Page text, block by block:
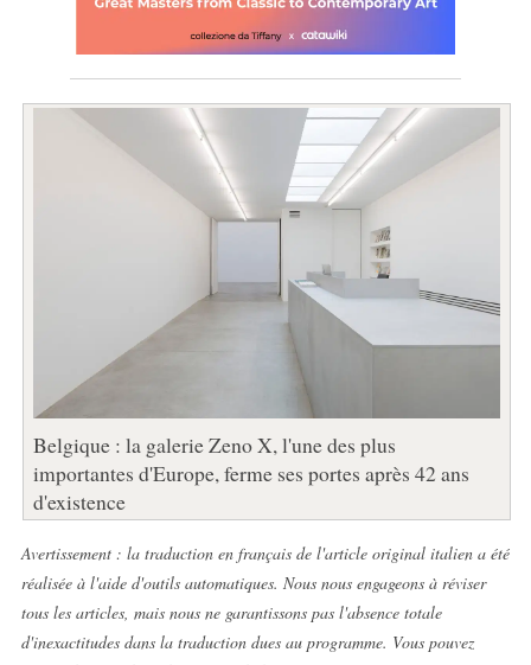
Belgique : la galerie Zeno X, l'une des plus
importantes d'Europe, ferme ses portes après 42 ans
d'existence
Avertissement : la traduction en français de l'article original italien a été
réalisée à l'aide d'outils automatiques. Nous nous engageons à réviser
tous les articles, mais nous ne garantissons pas l'absence totale
d'inexactitudes dans la traduction dues au programme. Vous pouvez